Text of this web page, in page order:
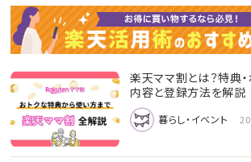
楽天ママ割とは？特典・
内容と登録方法を解説
暮らし・イベント